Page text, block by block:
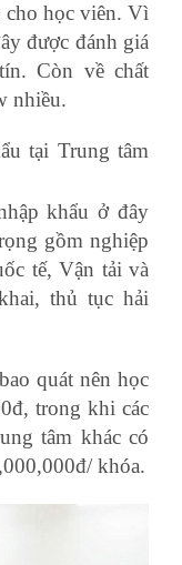
cho học viên. Vì
được đánh giá
Còn về chất
nhiều.
tại Trung tâm
khẩu ở đây
gồm nghiệp
tế, Vận tải và
thủ tục hải
quát nên học
trong khi các
tâm khác có
khóa.